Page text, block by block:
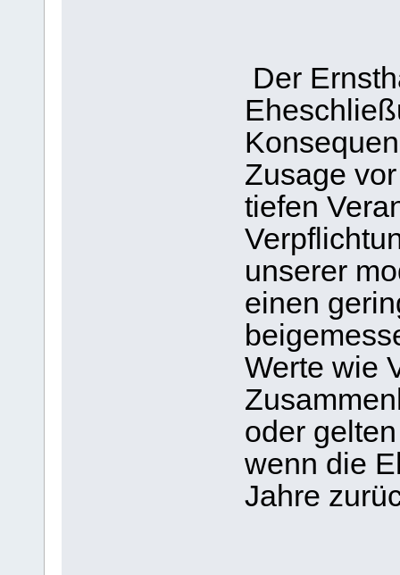
Der
Zusage
tiefen
unserer
einen
Werte wie
oder
wenn die
Jahre